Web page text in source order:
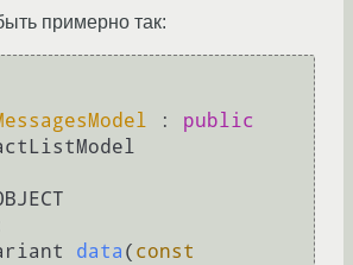
примерно так:
: public
data ( const